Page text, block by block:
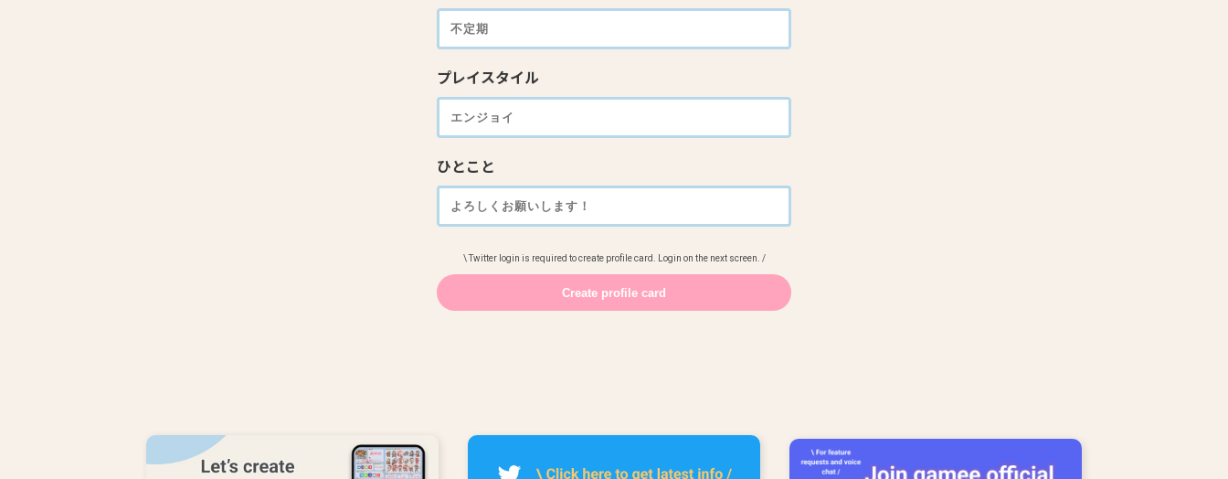
プレイスタイル
ひとこと
\ Twitter login is required to create profile card. Login on the next screen. /